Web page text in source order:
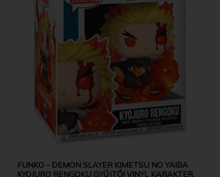
FUNKO - DEMON SLAYER KIMETSU NO YAIBA
KYOJURO RENGOKU GYŰJTŐI VINYL KARAKTER